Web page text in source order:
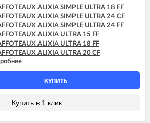
ALIXIA SIMPLE ULTRA 18 FF
ALIXIA SIMPLE ULTRA 24 CF
ALIXIA SIMPLE ULTRA 24 FF
ALIXIA ULTRA 15 FF
ALIXIA ULTRA 18 FF
ALIXIA ULTRA 20 CF
ALIXIA ULTRA 20 FF
ALIXIA ULTRA 24 CF
ALIXIA ULTRA 24 FF
INOA ULTRA 24 FF
PIGMA 30 CF - EU
КУПИТЬ
Купить в 1 клик